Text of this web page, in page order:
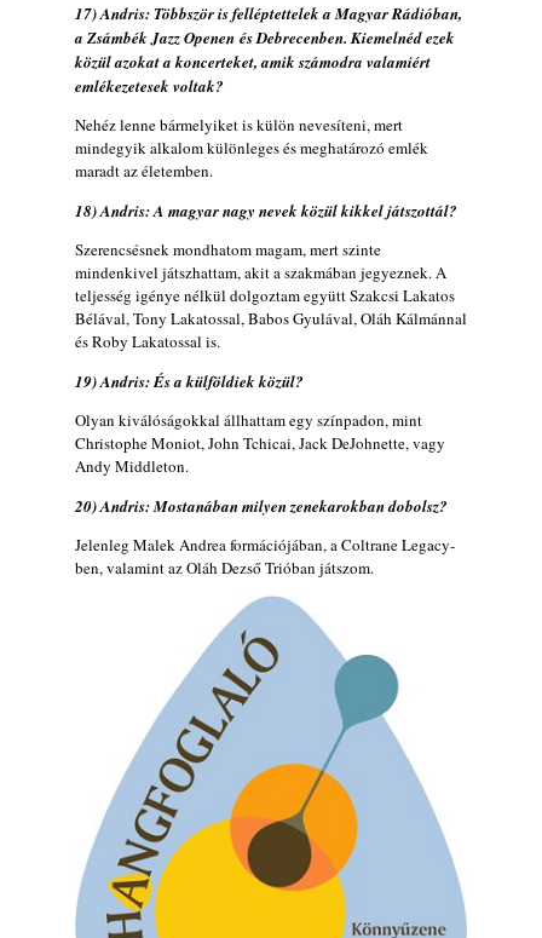
17) Andris: Többször is felléptettelek a Magyar Rádióban,
a Zsámbék Jazz Openen és Debrecenben. Kiemelnéd ezek
közül azokat a koncerteket, amik számodra valamiért
emlékezetesek voltak?
Nehéz lenne bármelyiket is külön nevesíteni, mert
mindegyik alkalom különleges és meghatározó emlék
maradt az életemben.
18) Andris: A magyar nagy nevek közül kikkel játszottál?
Szerencsésnek mondhatom magam, mert szinte
mindenkivel játszhattam, akit a szakmában jegyeznek. A
teljesség igénye nélkül dolgoztam együtt Szakcsi Lakatos
Bélával, Tony Lakatossal, Babos Gyulával, Oláh Kálmánnal
és Roby Lakatossal is.
19) Andris: És a külföldiek közül?
Olyan kiválóságokkal állhattam egy színpadon, mint
Christophe Moniot, John Tchicai, Jack DeJohnette, vagy
Andy Middleton.
20) Andris: Mostanában milyen zenekarokban dobolsz?
Jelenleg Malek Andrea formációjában, a Coltrane Legacy-
ben, valamint az Oláh Dezső Trióban játszom.